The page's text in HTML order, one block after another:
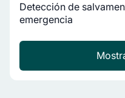
Detección de
emergencia